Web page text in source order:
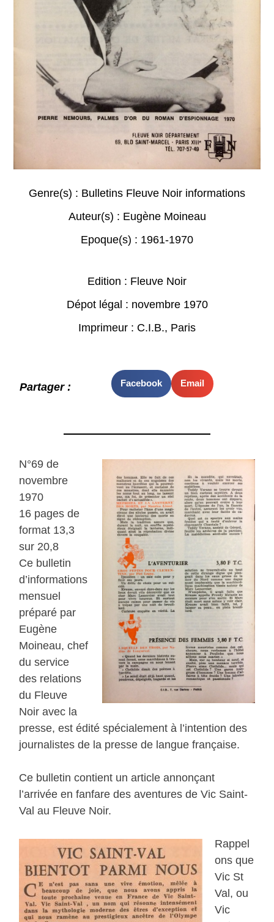
Genre(s) : Bulletins Fleuve Noir informations
Auteur(s) : Eugène Moineau
Epoque(s) : 1961-1970
Edition : Fleuve Noir
Dépot légal : novembre 1970
Imprimeur : C.I.B., Paris
Partager : Facebook Email
N°69 de
novembre
1970
16 pages de
format 13,3
sur 20,8
Ce bulletin
d’informations
mensuel
préparé par
Eugène
Moineau, chef
du service
des relations
du Fleuve
Noir avec la
presse, est édité spécialement à l’intention des
journalistes de la presse de langue française.
Ce bulletin contient un article annonçant
l’arrivée en fanfare des aventures de Vic Saint-
Val au Fleuve Noir.
Rappel
ons que
Vic St
Val, ou
Vic